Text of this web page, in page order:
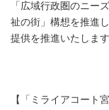
「広域行政圏のニー
祉の街」構想を推進
提供を推進いたします
【「ミライアコート